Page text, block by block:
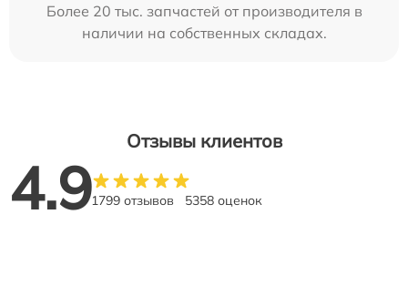
Более 20 тыс. запчастей от производителя в
наличии на собственных складах.
Отзывы клиентов
4.91799 отзывов 5358 оценок